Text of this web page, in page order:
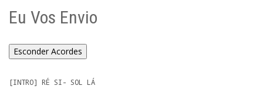
Eu Vos Envio
Esconder Acordes
[INTRO] RÉ SI- SOL LÁ